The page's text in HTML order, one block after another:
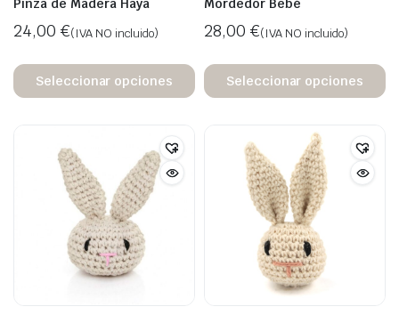
Pinza de Madera Haya
24,00 €(IVA NO incluido)
Seleccionar opciones
Mordedor Bebé
28,00 €(IVA NO incluido)
Seleccionar opciones